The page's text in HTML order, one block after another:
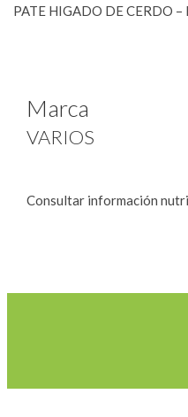
PATE HIGADO DE CERDO
Marca
VARIOS
Consultar información